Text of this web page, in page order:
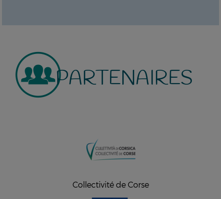
PARTENAIRES
Collectivité de Corse